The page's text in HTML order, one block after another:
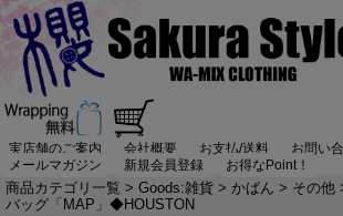
実店舗のご案内 会社概要 お支払/送料
お問い
メールマガジン
新規会員登録 お得なPoint！
商品カテゴリ一覧 > Goods:雑貨 > かばん > その他
バッグ「MAP」◆HOUSTON